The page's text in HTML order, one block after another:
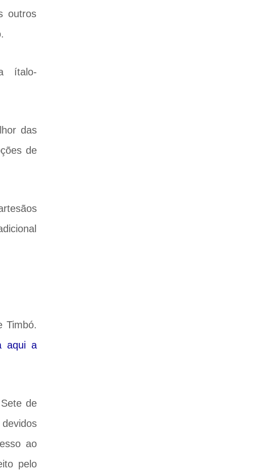
outros
ítalo-
das
de
Timbó.
aqui a
de
ao
pelo